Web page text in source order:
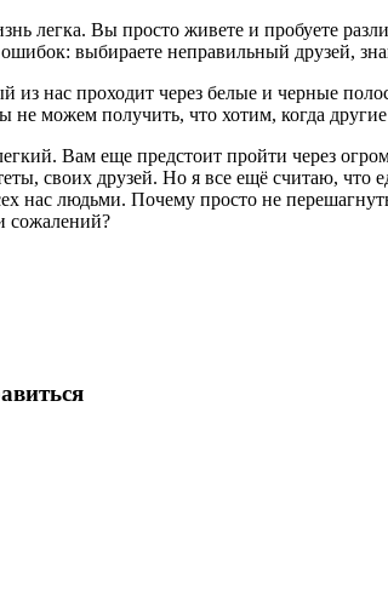
легка. Вы просто живете и пробуете
выбираете неправильный друзей,
нас проходит через белые и черные
можем получить, что хотим, когда другие
Вам еще предстоит пройти через
своих друзей. Но я все ещё считаю, что
нас людьми. Почему просто не
сожалений?